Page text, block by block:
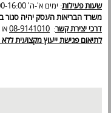
שעות פעילות: ימים א'-ה' 07:00-16:00.
משרד הבריאות העסק יהיה סגור
דרכי יצירת קשר:
08-9141010
לתיאום פגישת ייעוץ מקצועית